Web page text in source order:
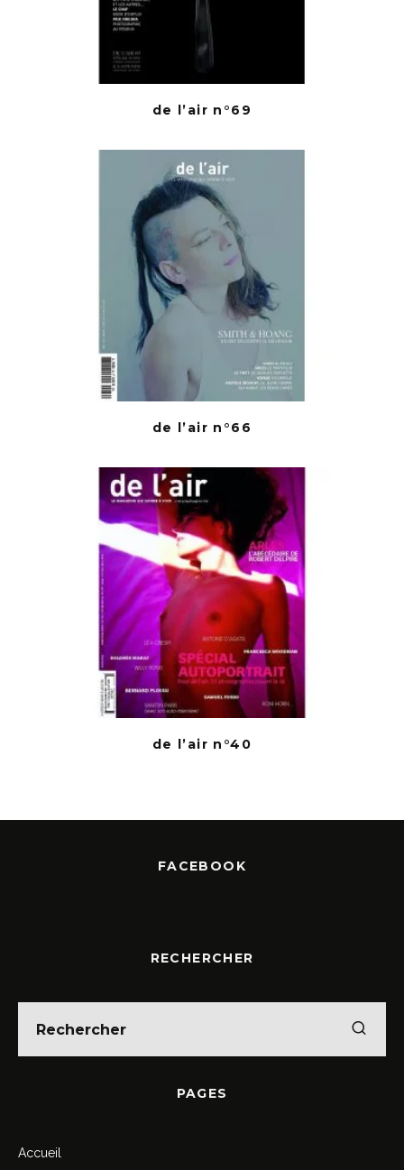
de l’air n°69
de l’air n°66
de l’air n°40
FACEBOOK
RECHERCHER
PAGES
Accueil